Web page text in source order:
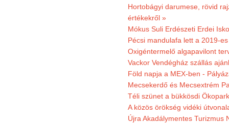
Hortobágyi darumese, rövid
értékekről »
Mókus Suli Erdészeti Erdei
Pécsi mandulafa lett a 2019-
Oxigéntermelő algapavilont
Vackor Vendégház szállás
Föld napja a MEX-ben -
Mecsekerdő és Mecsextrém
Téli szünet a bükkösdi
A közös örökség vidéki
Újra Akadálymentes Turizmus